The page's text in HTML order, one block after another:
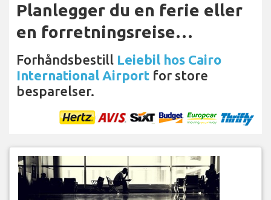
Planlegger du en ferie eller
en forretningsreise…
Forhåndsbestill Leiebil hos Cairo
International Airport for store
besparelser.